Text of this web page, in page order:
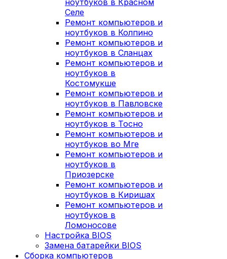
ноутбуков в Красном
Селе
Ремонт компьютеров и
ноутбуков в Колпино
Ремонт компьютеров и
ноутбуков в Сланцах
Ремонт компьютеров и
ноутбуков в
Костомукше
Ремонт компьютеров и
ноутбуков в Павловске
Ремонт компьютеров и
ноутбуков в Тосно
Ремонт компьютеров и
ноутбуков во Мге
Ремонт компьютеров и
ноутбуков в
Приозерске
Ремонт компьютеров и
ноутбуков в Киришах
Ремонт компьютеров и
ноутбуков в
Ломоносове
Настройка BIOS
Замена батарейки BIOS
Сборка компьютеров